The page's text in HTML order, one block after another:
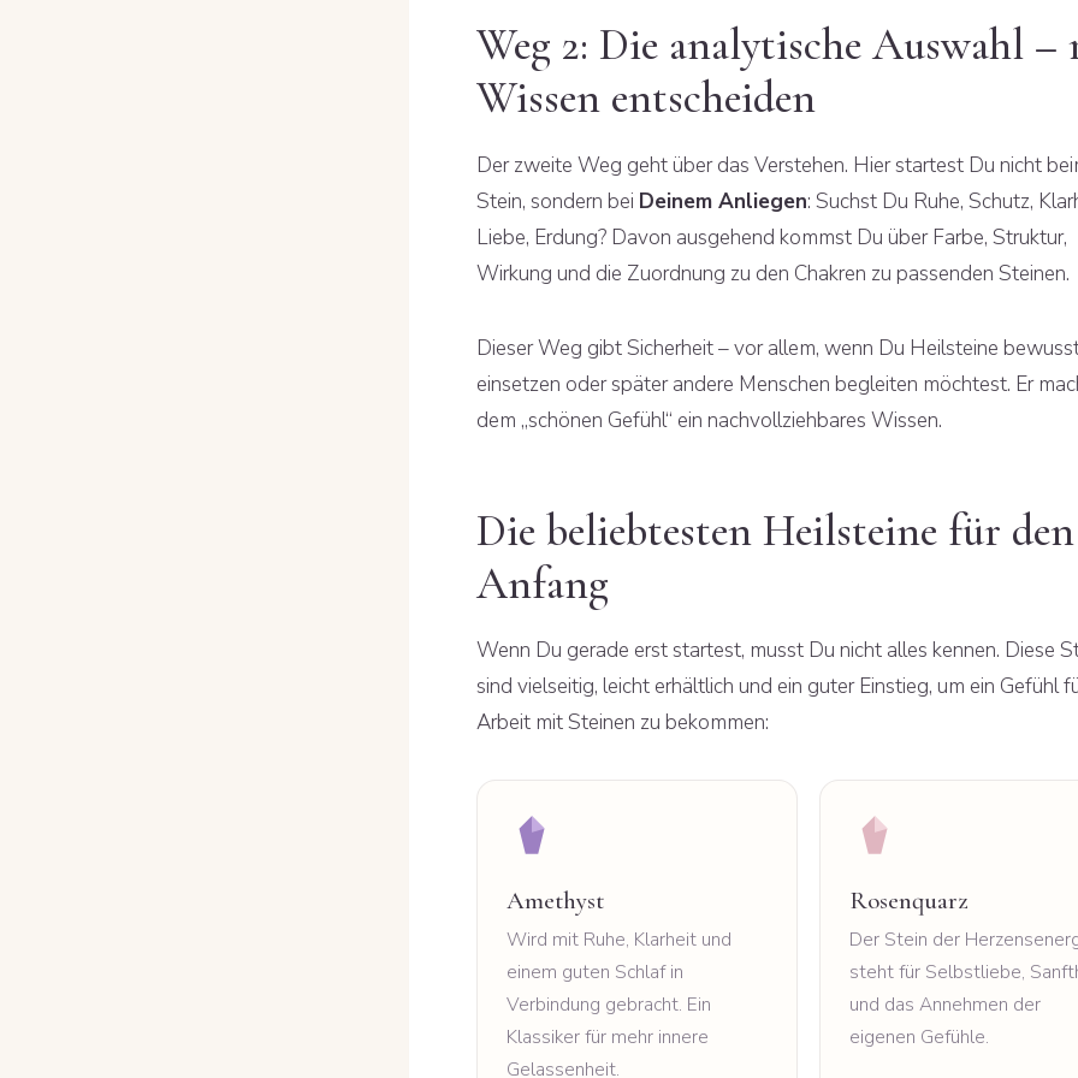
Weg 2: Die analytische Auswahl –
Wissen entscheiden
Der zweite Weg geht über das Verstehen. Hier startest Du nicht
Stein, sondern bei Deinem Anliegen: Suchst Du Ruhe, Schutz,
Liebe, Erdung? Davon ausgehend kommst Du über Farbe, Struktur,
Wirkung und die Zuordnung zu den Chakren zu passenden Steinen.
Dieser Weg gibt Sicherheit – vor allem, wenn Du Heilsteine
einsetzen oder später andere Menschen begleiten möchtest. Er
dem „schönen Gefühl“ ein nachvollziehbares Wissen.
Die beliebtesten Heilsteine für den
Anfang
Wenn Du gerade erst startest, musst Du nicht alles kennen. Diese
sind vielseitig, leicht erhältlich und ein guter Einstieg, um ein Gefühl
Arbeit mit Steinen zu bekommen:
Amethyst
Wird mit Ruhe, Klarheit und
einem guten Schlaf in
Verbindung gebracht. Ein
Klassiker für mehr innere
Gelassenheit.
Rosenquarz
Der Stein der
steht für Selbstliebe,
und das Annehmen der
eigenen Gefühle.